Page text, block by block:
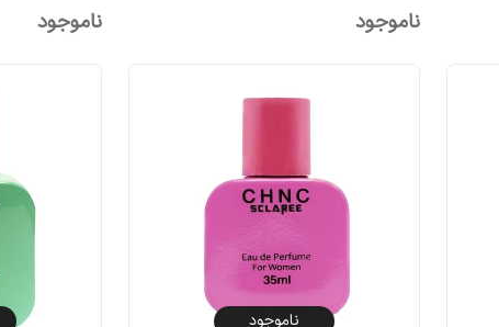
ناموجود ناموجود
ناموجود